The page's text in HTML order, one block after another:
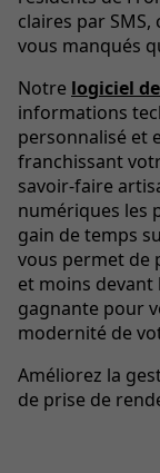
claires par
vous manqués
Notre logiciel
informations
personnalisé et
franchissant
savoir-faire
numériques les
gain de temps
vous permet de
et moins devant
gagnante pour
modernité de
Améliorez la
de prise de